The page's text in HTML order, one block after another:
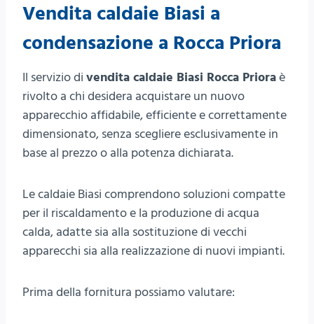
Vendita caldaie Biasi a
condensazione a Rocca Priora
Il servizio di vendita caldaie Biasi Rocca Prioraè
rivolto a chi desidera acquistare un nuovo
apparecchio affidabile, efficiente e correttamente
dimensionato, senza scegliere esclusivamente in
base al prezzo o alla potenza dichiarata.
Le caldaie Biasi comprendono soluzioni compatte
per il riscaldamento e la produzione di acqua
calda, adatte sia alla sostituzione di vecchi
apparecchi sia alla realizzazione di nuovi impianti.
Prima della fornitura possiamo valutare: